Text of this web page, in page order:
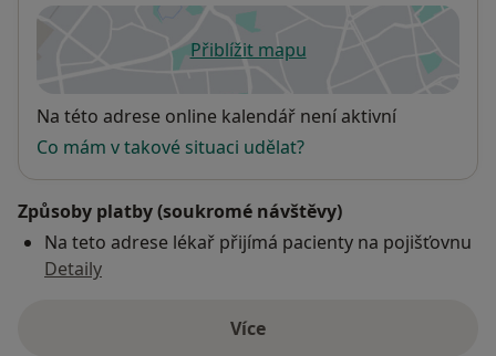
Přiblížit mapuse otevře v nové záložce
Dostupnost
Na této adrese online kalendář není aktivní
Co mám v takové situaci udělat?
Způsoby platby (soukromé návštěvy)
Na teto adrese lékař přijímá pacienty na pojišťovnu
Detaily
Víceo adrese